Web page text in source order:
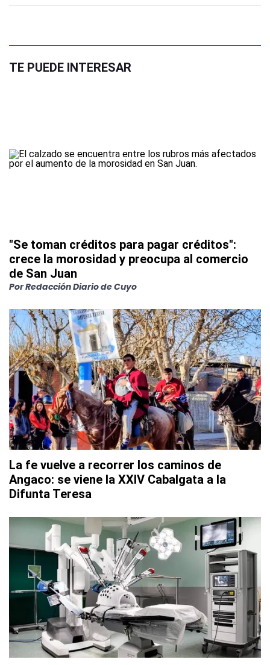
TE PUEDE INTERESAR
"Se toman créditos para pagar créditos":
crece la morosidad y preocupa al comercio
de San Juan
PorRedacción Diario de Cuyo
La fe vuelve a recorrer los caminos de
Angaco: se viene la XXIV Cabalgata a la
Difunta Teresa